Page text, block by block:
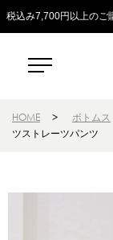
税込み7,700円以上のご
HOME > ボトムス
ツストレーツパンツ